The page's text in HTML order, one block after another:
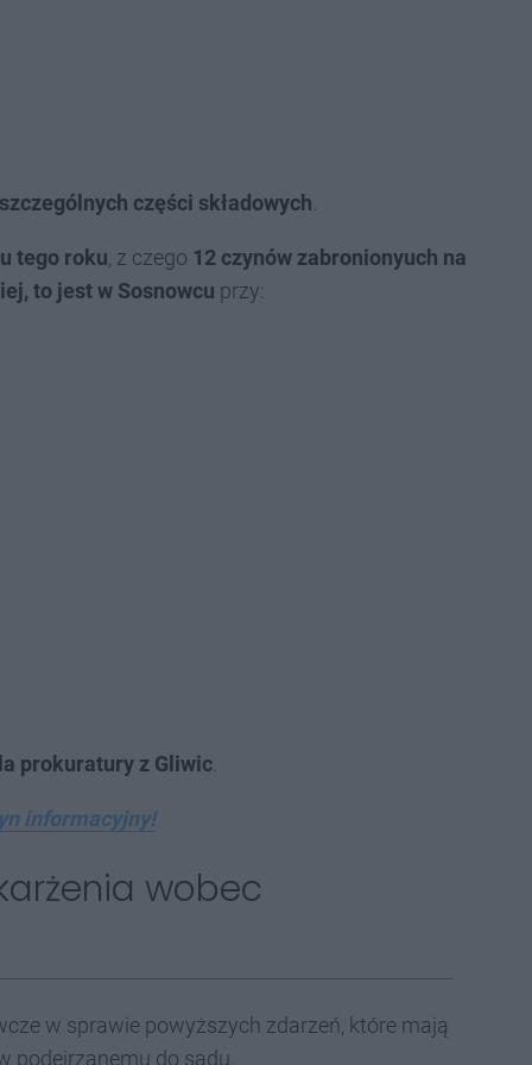
części składowych
tego roku , z czego 12 czynów zabronionyuch na
to jestw Sosnowcu przy:
prokuratury z Gliwic
informacyjny!
wobec
w sprawie powyższych zdarzeń, które mają
podejrzanemu do sądu.